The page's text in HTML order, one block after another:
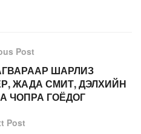
Post
ШАРЛИЗ
ЖАДА СМИТ, ДЭЛХИЙН
ЧОПРА ГОЁДОГ
Post